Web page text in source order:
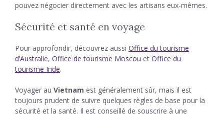
pouvez négocier directement avec les artisans eux-mêmes.
Sécurité et santé en voyage
Pour approfondir, découvrez aussi Office du tourisme
d’Australie, Office de tourisme Moscou et Office du
tourisme Inde.
Voyager au Vietnam est généralement sûr, mais il est
toujours prudent de suivre quelques règles de base pour la
sécurité et la santé. Il est conseillé de souscrire à une